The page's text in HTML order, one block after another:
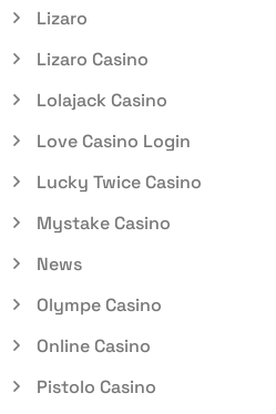
Lizaro
Lizaro Casino
Lolajack Casino
Love Casino Login
Lucky Twice Casino
Mystake Casino
News
Olympe Casino
Online Casino
Pistolo Casino